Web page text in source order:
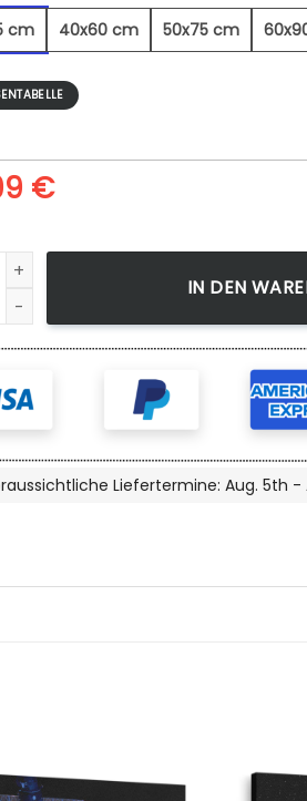
cm
40x60 cm 50x75 cm
€
- Leinwandbild Menge
IN DEN
Liefertermine: Aug. 5th -